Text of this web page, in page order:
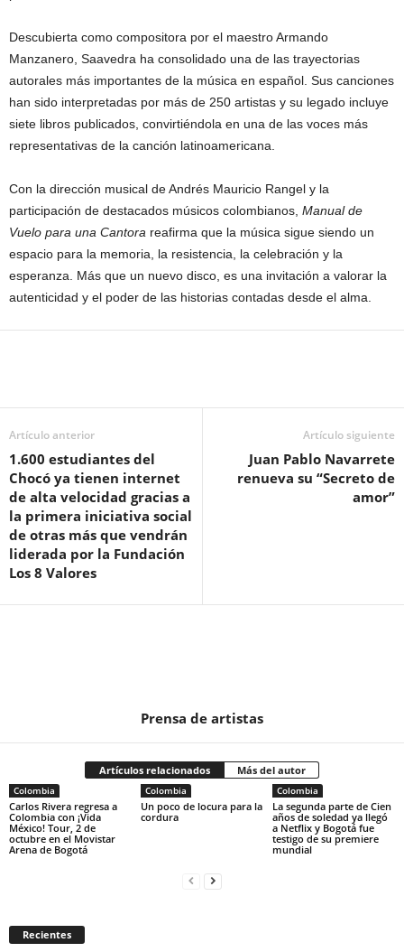
Descubierta como compositora por el maestro Armando
Manzanero, Saavedra ha consolidado una de las trayectorias
autorales más importantes de la música en español. Sus canciones
han sido interpretadas por más de 250 artistas y su legado incluye
siete libros publicados, convirtiéndola en una de las voces más
representativas de la canción latinoamericana.
Con la dirección musical de Andrés Mauricio Rangel y la
participación de destacados músicos colombianos, Manual de
Vuelo para una Cantora reafirma que la música sigue siendo un
espacio para la memoria, la resistencia, la celebración y la
esperanza. Más que un nuevo disco, es una invitación a valorar la
autenticidad y el poder de las historias contadas desde el alma.
Artículo anterior
1.600 estudiantes del
Chocó ya tienen internet
de alta velocidad gracias a
la primera iniciativa social
de otras más que vendrán
liderada por la Fundación
Los 8 Valores
Artículo siguiente
Juan Pablo Navarrete
renueva su “Secreto de
amor”
Prensa de artistas
Artículos relacionados Más del autor
Colombia
Carlos Rivera regresa a
Colombia con ¡Vida
México! Tour, 2 de
octubre en el Movistar
Arena de Bogotá
Colombia
Un poco de locura para la
cordura
Colombia
La segunda parte de Cien
años de soledad ya llegó
a Netflix y Bogotá fue
testigo de su premiere
mundial
Recientes